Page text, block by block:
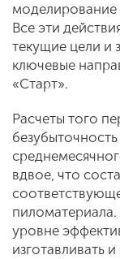
моделирование
Все эти
текущие цели и
ключевые
«Старт».
Расчеты того
вдвое, что
уровне
изготавливать